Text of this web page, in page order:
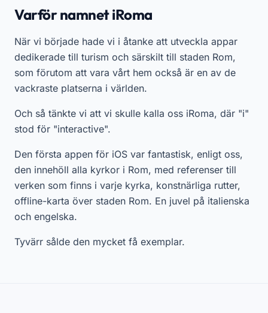
Varför namnet iRoma
När vi började hade vi i åtanke att utveckla appar
dedikerade till turism och särskilt till staden Rom,
som förutom att vara vårt hem också är en av de
vackraste platserna i världen.
Och så tänkte vi att vi skulle kalla oss iRoma, där "i"
stod för "interactive".
Den första appen för iOS var fantastisk, enligt oss,
den innehöll alla kyrkor i Rom, med referenser till
verken som finns i varje kyrka, konstnärliga rutter,
offline-karta över staden Rom. En juvel på italienska
och engelska.
Tyvärr sålde den mycket få exemplar.